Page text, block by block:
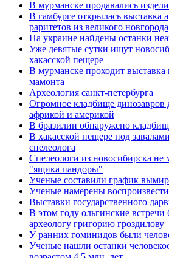
В мурманске продавались
В гамбурге открылась выставка
раритетов из великого новгорода
На украине найдены останки
Уже девятые сутки ищут
хакасской пещере
В мурманске проходит выставка
мамонта
Археология санкт-петербурга
Огромное кладбище динозавров
африкой и америкой
В бразилии обнаружено
В хакасской пещере под
спелеолога
Спелеологи из новосибирска не
"ящика пандоры"
Ученые составили график
Ученые намерены
Выставки государственного
В этом году ольгинские
археологу григорию гроздилову
У ранних гоминидов были
Ученые нашли останки